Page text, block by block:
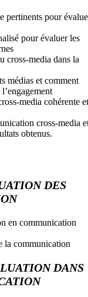
pertinents pour
pour évaluer les
cross-media dans la
médias et comment
media cohérente et
cross-media
obtenus.
DES
en communication
la communication
DANS